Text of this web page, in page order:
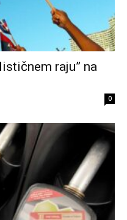
raju” na
0